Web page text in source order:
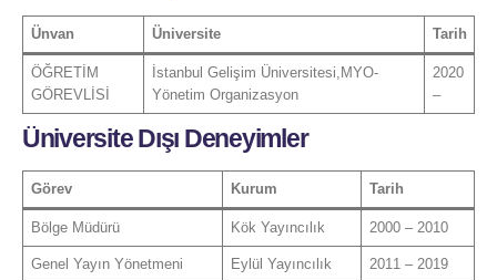
Ünvan Üniversite Tarih
ÖĞRETİM
GÖREVLİSİ
İstanbul Gelişim Üniversitesi,MYO-
Yönetim Organizasyon
2020
–
Üniversite Dışı Deneyimler
Görev Kurum Tarih
Bölge Müdürü Kök Yayıncılık 2000 – 2010
Genel Yayın Yönetmeni Eylül Yayıncılık 2011 – 2019